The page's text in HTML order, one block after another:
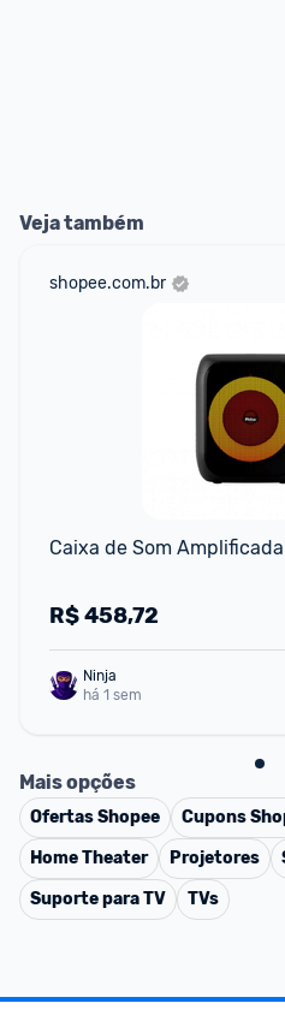
Veja também
shopee.com.br
Caixa de Som
R$458,72
há 1 sem
Mais opções
OfertasShopee Cupons
Home Theater
Projetores
Suporte para TV
TVs